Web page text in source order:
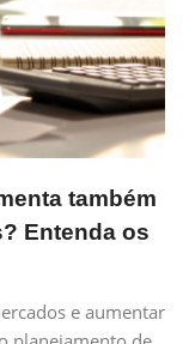
também
Entenda os
e aumentar